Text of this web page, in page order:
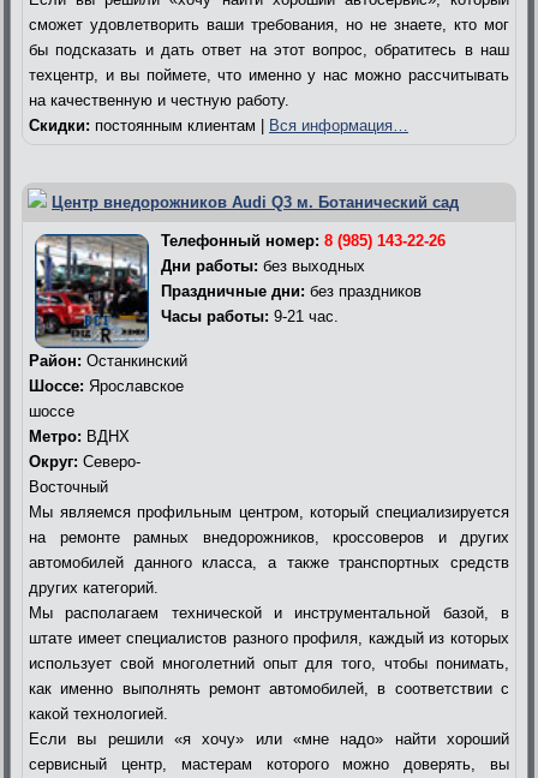
сможет удовлетворить ваши требования, но не знаете, кто мог
бы подсказать и дать ответ на этот вопрос, обратитесь в наш
техцентр, и вы поймете, что именно у нас можно рассчитывать
на качественную и честную работу.
Скидки: постоянным клиентам | Вся информация…
Центр внедорожников Audi Q3 м. Ботанический сад
Телефонный номер: 8 (985) 143-22-26
Дни работы: без выходных
Праздничные дни: без праздников
Часы работы: 9-21 час.
Район: Останкинский
Шоссе: Ярославское
шоссе
Метро: ВДНХ
Округ: Северо-
Восточный
Мы являемся профильным центром, который специализируется
на ремонте рамных внедорожников, кроссоверов и других
автомобилей данного класса, а также транспортных средств
других категорий.
Мы располагаем технической и инструментальной базой, в
штате имеет специалистов разного профиля, каждый из которых
использует свой многолетний опыт для того, чтобы понимать,
как именно выполнять ремонт автомобилей, в соответствии с
какой технологией.
Если вы решили «я хочу» или «мне надо» найти хороший
сервисный центр, мастерам которого можно доверять, вы